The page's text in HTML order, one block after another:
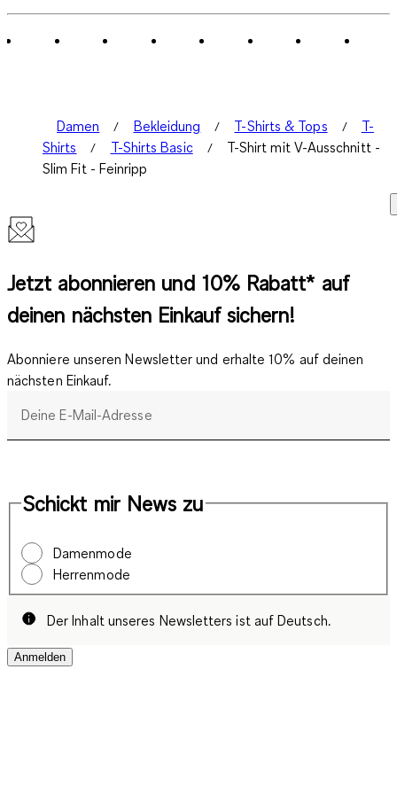
von
Damen Bekleidung T-Shirts & Tops
T-
Shirts
T-Shirts Basic
T-Shirt mit V-Ausschnitt -
Slim Fit - Feinripp
Jetzt abonnieren und 10% Rabatt* auf
deinen nächsten Einkauf sichern!
Abonniere unseren Newsletter und erhalte 10% auf deinen
nächsten Einkauf.
Deine E-Mail-Adresse
Schickt mir News zu
Damenmode
Herrenmode
Der Inhalt unseres Newsletters ist auf Deutsch.
Anmelden